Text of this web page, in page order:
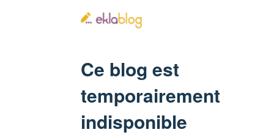
Ce blog est
temporairement
indisponible